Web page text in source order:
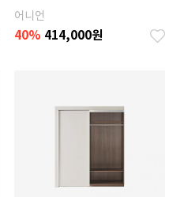
어니언
40% 414,000원